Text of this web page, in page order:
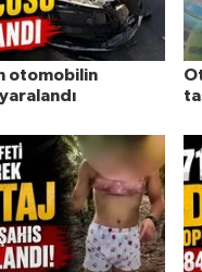
otomobilin